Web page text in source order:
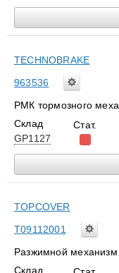
TECHNOBRAKE
963536
РМК тормозного
Склад
GP1127
Стат.
TOPCOVER
T09112001
Разжимной механизм
Склад